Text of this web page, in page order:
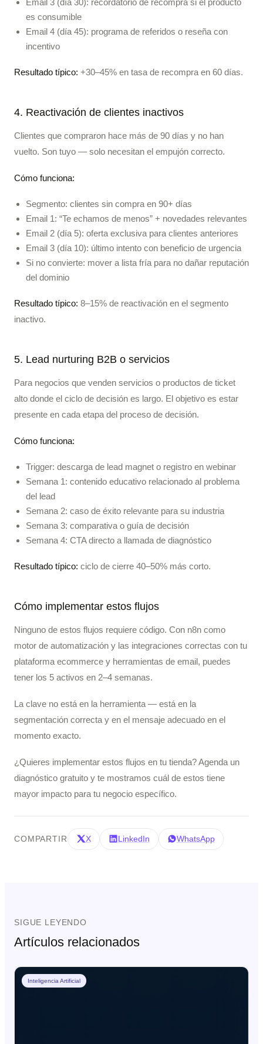
es consumible
Email 4 (día 45): programa de referidos o reseña con
incentivo
Resultado típico: +30–45% en tasa de recompra en 60 días.
4. Reactivación de clientes inactivos
Clientes que compraron hace más de 90 días y no han
vuelto. Son tuyo — solo necesitan el empujón correcto.
Cómo funciona:
Segmento: clientes sin compra en 90+ días
Email 1: “Te echamos de menos” + novedades relevantes
Email 2 (día 5): oferta exclusiva para clientes anteriores
Email 3 (día 10): último intento con beneficio de urgencia
Si no convierte: mover a lista fría para no dañar reputación
del dominio
Resultado típico: 8–15% de reactivación en el segmento
inactivo.
5. Lead nurturing B2B o servicios
Para negocios que venden servicios o productos de ticket
alto donde el ciclo de decisión es largo. El objetivo es estar
presente en cada etapa del proceso de decisión.
Cómo funciona:
Trigger: descarga de lead magnet o registro en webinar
Semana 1: contenido educativo relacionado al problema
del lead
Semana 2: caso de éxito relevante para su industria
Semana 3: comparativa o guía de decisión
Semana 4: CTA directo a llamada de diagnóstico
Resultado típico: ciclo de cierre 40–50% más corto.
Cómo implementar estos flujos
Ninguno de estos flujos requiere código. Con n8n como
motor de automatización y las integraciones correctas con tu
plataforma ecommerce y herramientas de email, puedes
tener los 5 activos en 2–4 semanas.
La clave no está en la herramienta — está en la
segmentación correcta y en el mensaje adecuado en el
momento exacto.
¿Quieres implementar estos flujos en tu tienda? Agenda un
diagnóstico gratuito y te mostramos cuál de estos tiene
mayor impacto para tu negocio específico.
COMPARTIR X LinkedIn WhatsApp
SIGUE LEYENDO
Artículos relacionados
Inteligencia Artificial